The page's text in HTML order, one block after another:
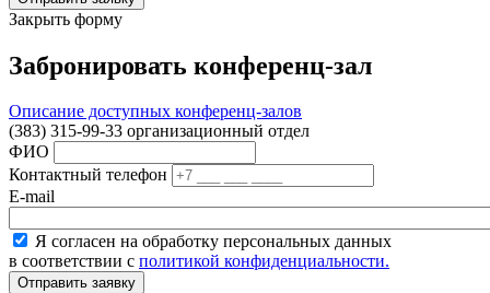
Закрыть форму
Забронировать конференц-зал
Описание доступных конференц-залов
(383) 315-99-33 организационный отдел
ФИО
Контактный телефон
E-mail
Я согласен на обработку персональных данных
в соответствии с политикой конфиденциальности.